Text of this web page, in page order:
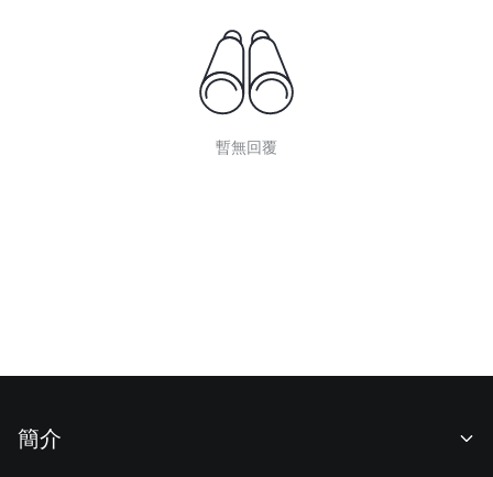
暫無回覆
簡介